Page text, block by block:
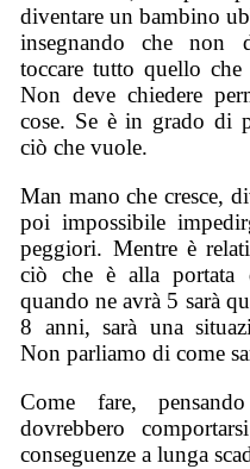
diventare un bambino
insegnando che non
toccare tutto quello che
Non deve chiedere
cose. Se è in grado di
ciò che vuole.
Man mano che cresce,
poi impossibile
peggiori. Mentre è
ciò che è alla
quando ne avrà 5 sarà
8 anni, sarà una
Non parliamo di come
Come fare,
dovrebbero
conseguenze a lunga